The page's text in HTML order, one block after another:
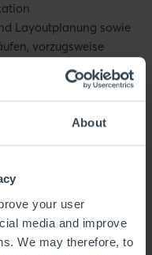
About
your user
media and improve
We may therefore, to
Layoutplanung sowie
vorzugsweise
Bereich
Berufserfahrung
(z.B. die
sind von
und
der
etc.)